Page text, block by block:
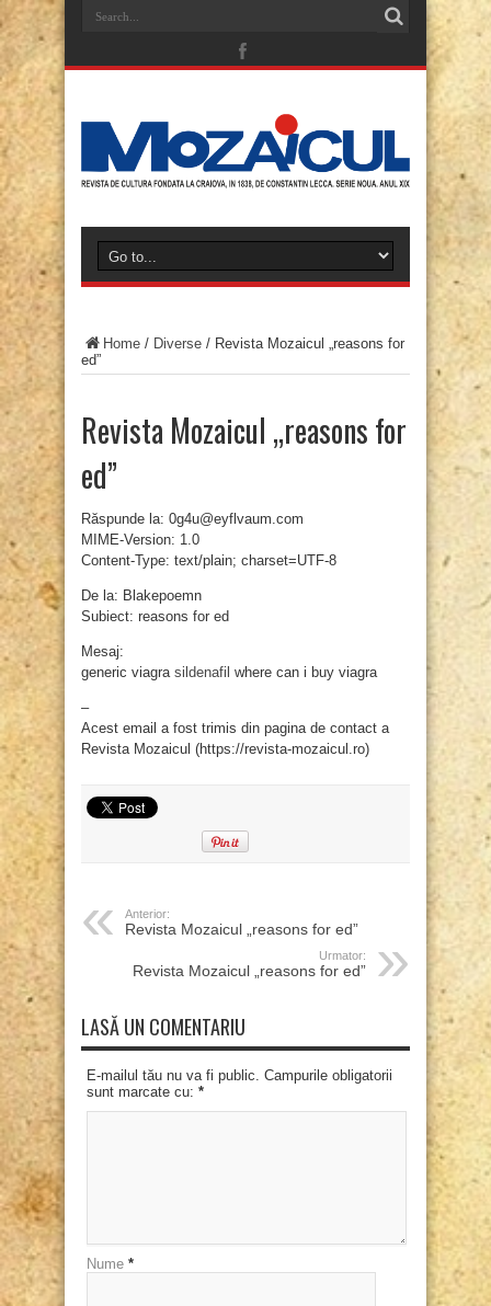
Home / Diverse / Revista Mozaicul „reasons for
ed”
Revista Mozaicul „reasons for
ed”
Răspunde la: 0g4u@eyflvaum.com
MIME-Version: 1.0
Content-Type: text/plain; charset=UTF-8
De la: Blakepoemn
Subiect: reasons for ed
Mesaj:
generic viagra sildenafil where can i buy viagra
–
Acest email a fost trimis din pagina de contact a
Revista Mozaicul (https://revista-mozaicul.ro)
Anterior:
Revista Mozaicul „reasons for ed”
Urmator:
Revista Mozaicul „reasons for ed”
LASĂ UN COMENTARIU
E-mailul tău nu va fi public. Campurile obligatorii
sunt marcate cu: *
Nume *